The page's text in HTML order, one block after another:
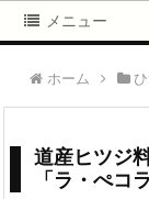
メニュー
ホーム
道産ヒツジ
「ラ・ぺコラ